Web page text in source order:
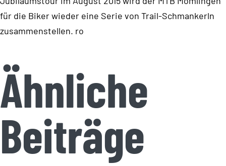
für die Biker wieder eine Serie von Trail-Schmankerln
zusammenstellen. ro
Ähnliche
Beiträge